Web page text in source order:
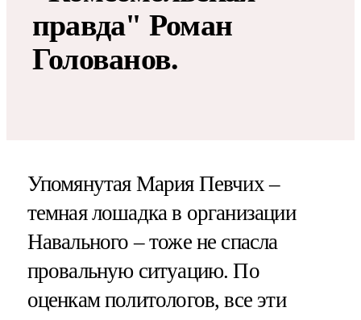
правда" Роман
Голованов.
Упомянутая Мария Певчих –
темная лошадка в организации
Навального – тоже не спасла
провальную ситуацию. По
оценкам политологов, все эти